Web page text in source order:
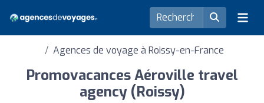
Agences de voyage à Roissy-en-France
Promovacances Aéroville travel
agency (Roissy)